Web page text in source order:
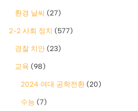
환경 날씨 (27)
2-2 사회 정치 (577)
경찰 치안 (23)
교육 (98)
2024 여대 공학전환 (20)
수능 (7)